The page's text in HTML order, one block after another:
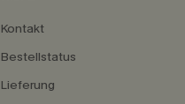
Kontakt
Bestellstatus
Lieferung